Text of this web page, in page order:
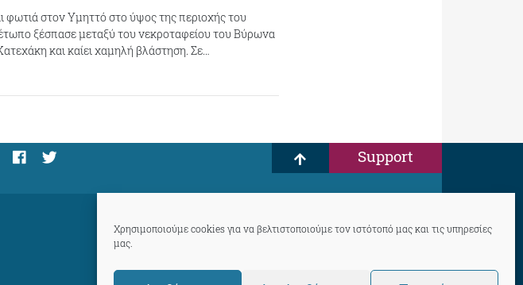
Χρησιμοποιούμε cookies για να βελτιστοποιούμε τον ιστότοπό μας και τις υπηρεσίες
μας.
φωτιά στον Υμηττό στο ύψος της περιοχής του
ξέσπασε μεταξύ του νεκροταφείου του Βύρωνα
και καίει χαμηλή βλάστηση. Σε…
Support